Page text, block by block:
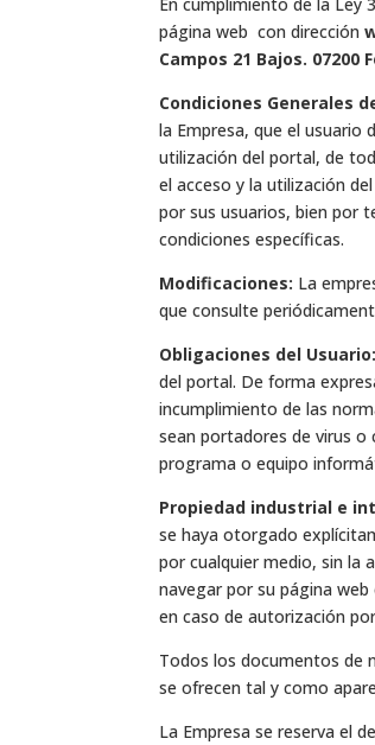
página web con dirección
Campos 21 Bajos.
Condiciones Generales
la Empresa, que el usuario
utilización del portal, de
el acceso y la utilización
por sus usuarios, bien por
condiciones específicas.
Modificaciones: La
que consulte
Obligaciones del Usuario:
del portal. De forma
incumplimiento de las
sean portadores de virus
programa o equipo
Propiedad industrial e
se haya otorgado
por cualquier medio, sin la
navegar por su página
en caso de autorización
Todos los documentos de
se ofrecen tal y como
La Empresa se reserva el